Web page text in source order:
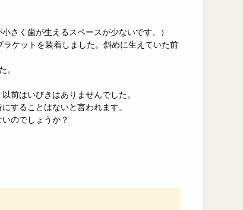
さく歯が生えるスペースが少ないです。）
ケットを装着しました。斜めに生えていた前
。
前はいびきはありませんでした。
することはないと言われます。
のでしょうか？